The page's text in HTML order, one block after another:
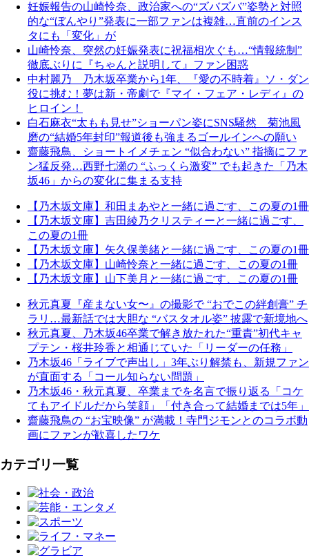
妊娠報告の山崎怜奈、政治家への“ズバズバ”姿勢と対照
的な“ぼんやり”発表に一部ファンは複雑…直前のインス
タにも「変化」が
山崎怜奈、突然の妊娠発表に祝福相次ぐも…“情報統制”
徹底ぶりに『ちゃんと説明して』ファン困惑
中村麗乃 乃木坂卒業から1年、『愛の不時着』ソ・ダン
役に挑む！夢は新・帝劇で『マイ・フェア・レディ』の
ヒロイン！
白石麻衣“太もも見せ”ショーパン姿にSNS騒然 菊池風
磨の“結婚5年封印”報道後も強まるゴールインへの願い
齋藤飛鳥、ショートイメチェン “似合わない” 指摘にファ
ン猛反発…西野七瀬の “ふっくら激変” でも起きた「乃木
坂46」からの変化に集まる支持
【乃木坂文庫】和田まあやと一緒に過ごす、この夏の1冊
【乃木坂文庫】吉田綾乃クリスティーと一緒に過ごす、
この夏の1冊
【乃木坂文庫】矢久保美緒と一緒に過ごす、この夏の1冊
【乃木坂文庫】山崎怜奈と一緒に過ごす、この夏の1冊
【乃木坂文庫】山下美月と一緒に過ごす、この夏の1冊
秋元真夏『産まない女〜』の撮影で “おでこの絆創膏” チ
ラリ…最新話では大胆な “バスタオル姿” 披露で新境地へ
秋元真夏、乃木坂46卒業で解き放たれた“重責”初代キャ
プテン・桜井玲香と相通じていた「リーダーの任務」
乃木坂46「ライブで声出し」3年ぶり解禁も、新規ファン
が直面する「コール知らない問題」
乃木坂46・秋元真夏、卒業までを名言で振り返る「コケ
てもアイドルだから笑顔」「付き合って結婚までは5年」
齋藤飛鳥の “お宝映像” が満載！寺門ジモンとのコラボ動
画にファンが歓喜したワケ
カテゴリ一覧